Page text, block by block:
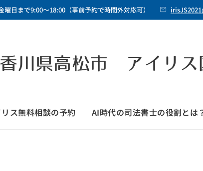
曜日まで9:00～18:00（事前予約で時間外対応可）
香川県高松市 アイリス
ス無料相談の予約 AI時代の司法書士の役割とは